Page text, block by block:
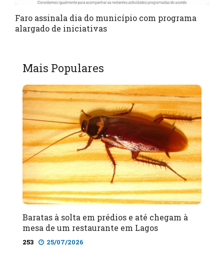
Faro assinala dia do município com programa
alargado de iniciativas
Mais Populares
Baratas à solta em prédios e até chegam à
mesa de um restaurante em Lagos
253 25/07/2026